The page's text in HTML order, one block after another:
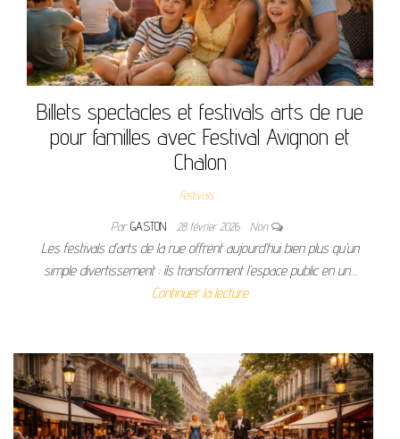
Billets spectacles et festivals arts de rue
pour familles avec Festival Avignon et
Chalon
Festivals
ParGASTON 28 février 2026 Non
Les festivals d’arts de la rue offrent aujourd’hui bien plus qu’un
simple divertissement : ils transforment l’espace public en un…
Continuer la lecture